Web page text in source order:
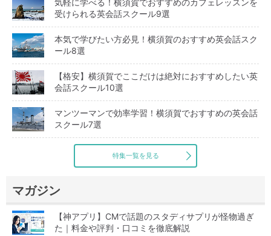
受けられる英会話スクール9選
本気で学びたい方必見！横須賀のおすすめ英会話スク
ール8選
【格安】横須賀でここだけは絶対におすすめしたい英
会話スクール10選
マンツーマンで効率学習！横須賀でおすすめの英会話
スクール7選
特集一覧を見る
マガジン
【神アプリ】CMで話題のスタディサプリが怪物過ぎ
た｜料金や評判・口コミを徹底解説